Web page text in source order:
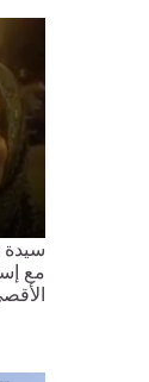
سيدة
مع